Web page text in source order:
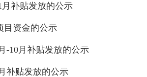
补贴发放的公示
目资金的公示
-10月补贴发放的公示
补贴发放的公示